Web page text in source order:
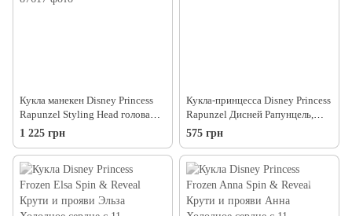
Кукла манекен Disney Princess
Rapunzel Styling Head голова
для причёсок Рапунцель 18
предметов, 20см
1 225 грн
Кукла-принцесса Disney Princess
Rapunzel Дисней Рапунцель,
29см
575 грн